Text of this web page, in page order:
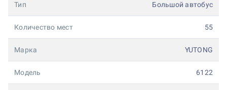
Тип Большой автобус
Количество мест 55
Марка YUTONG
Модель 6122